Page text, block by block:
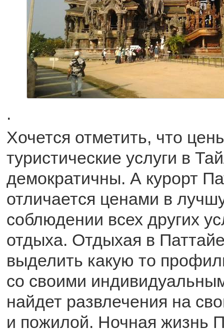
.
Хочется отметить, что
туристические услуги в
демократичны. А курорт
отличается ценами в
соблюдении всех других
отдыха. Отдыхая в
выделить какую то
со своими
найдет развлечения на
и пожилой. Ночная жизнь